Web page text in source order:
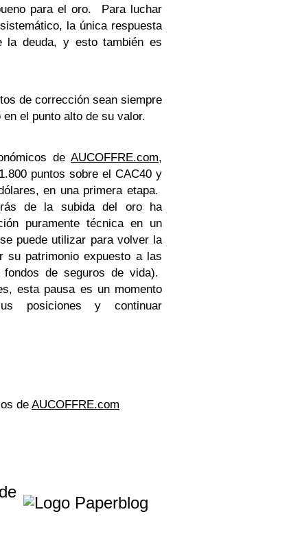
para el oro. Para luchar
la única respuesta
la deuda, y esto también es
de corrección sean siempre
el punto alto de su valor.
de AUCOFFRE.com,
puntos sobre el CAC40 y
en una primera etapa.
de la subida del oro ha
puramente técnica en un
puede utilizar para volver la
su patrimonio expuesto a las
de seguros de vida).
esta pausa es un momento
posiciones y continuar
de AUCOFFRE.com